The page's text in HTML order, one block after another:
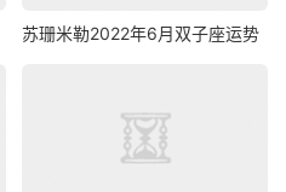
苏珊米勒2022年6月双子座运势